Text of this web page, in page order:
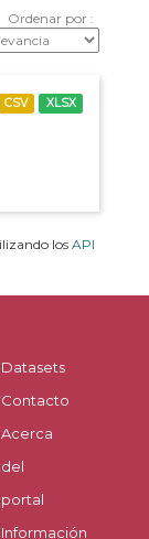
Ordenar por
CSV XLSX
los API
Datasets
Contacto
Acerca
del
portal
Información